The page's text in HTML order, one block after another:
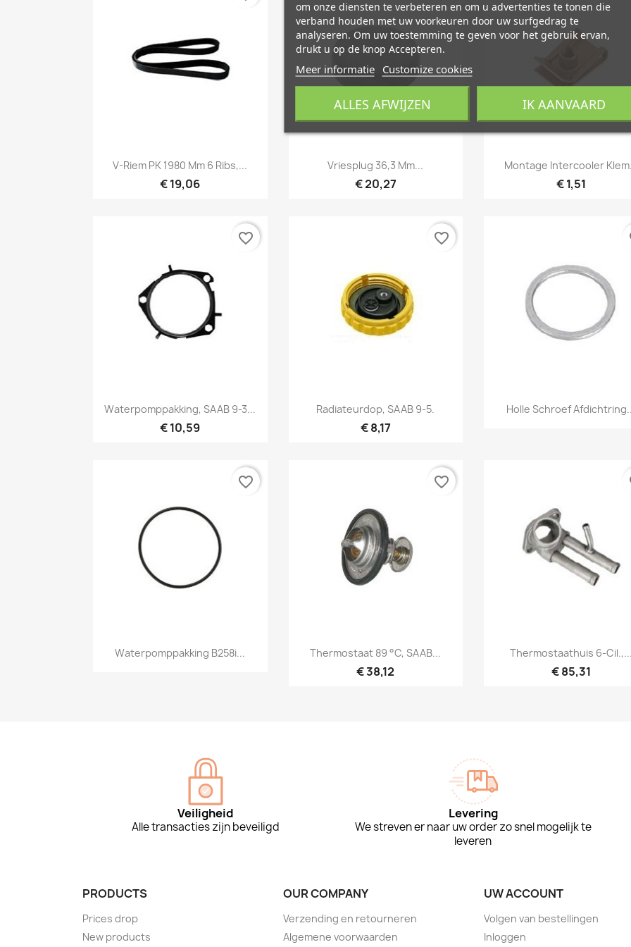
Snel bekijken
V-Riem PK 1980 Mm 6 Ribs,...
€ 19,06
Snel bekijken
Vriesplug 36,3 Mm...
€ 20,27
Snel bekijken
Montage Intercooler
€ 1,51
Snel bekijken
Waterpomppakking, SAAB 9-3...
€ 10,59
favorite_border
Snel bekijken
Radiateurdop, SAAB 9-5.
€ 8,17
favorite_border
Snel bekijken
Holle Schroef
Snel bekijken
Waterpomppakking B258i...
favorite_border
Snel bekijken
Thermostaat 89 °C, SAAB...
€ 38,12
favorite_border
Snel bekijken
Thermostaathuis 6-Cil.,...
€ 85,31
Veiligheid
Alle transacties zijn beveiligd
Levering
We streven er naar uw order zo snel mogelijk te
leveren
PRODUCTS
Prices drop
New products
OUR COMPANY
Verzending en retourneren
Algemene voorwaarden
UW ACCOUNT
Volgen van bestellingen
Inloggen
om onze diensten te verbeteren en om u advertenties te tonen die
verband houden met uw voorkeuren door uw surfgedrag te
analyseren. Om uw toestemming te geven voor het gebruik ervan,
drukt u op de knop Accepteren.
Meer informatie Customize cookies
ALLES AFWIJZEN IK AANVAARD